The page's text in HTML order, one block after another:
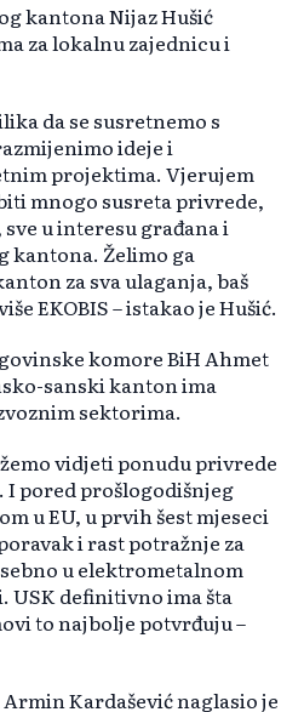
kantona Nijaz Hušić
za lokalnu zajednicu i
da se susretnemo s
ideje i
projektima. Vjerujem
mnogo susreta privrede,
u interesu građana i
kantona. Želimo ga
za sva ulaganja, baš
EKOBIS– istakao je Hušić.
komore BiH Ahmet
sanski kanton ima
sektorima.
vidjeti ponudu privrede
I pored prošlogodišnjeg
u EU, u prvih šest mjeseci
i rast potražnje za
u elektrometalnom
definitivno ima šta
to najbolje potvrđuju–
Kardašević naglasio je